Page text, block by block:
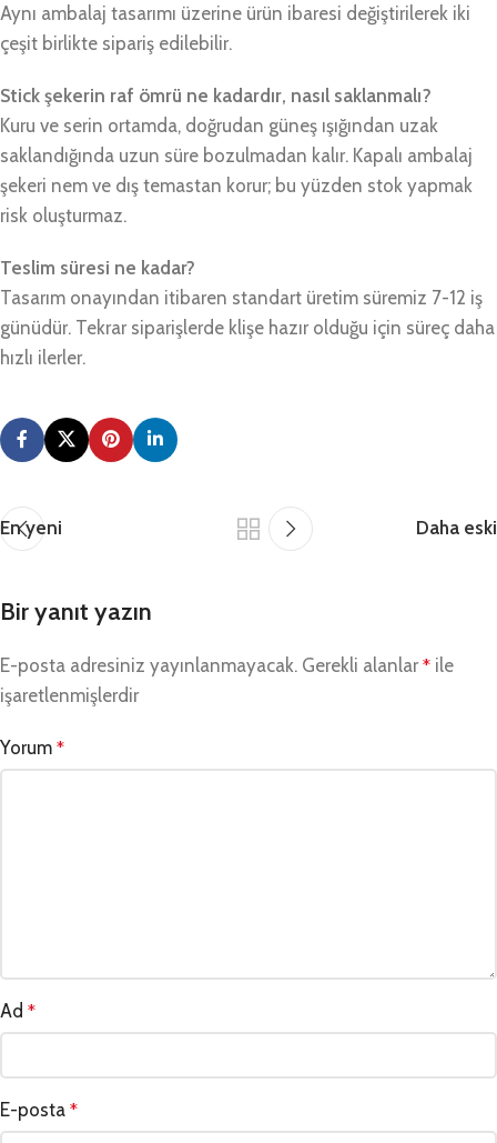
Aynı ambalaj tasarımı üzerine ürün ibaresi değiştirilerek iki
çeşit birlikte sipariş edilebilir.
Stick şekerin raf ömrü ne kadardır, nasıl saklanmalı?
Kuru ve serin ortamda, doğrudan güneş ışığından uzak
saklandığında uzun süre bozulmadan kalır. Kapalı ambalaj
şekeri nem ve dış temastan korur; bu yüzden stok yapmak
risk oluşturmaz.
Teslim süresi ne kadar?
Tasarım onayından itibaren standart üretim süremiz 7-12 iş
günüdür. Tekrar siparişlerde klişe hazır olduğu için süreç daha
hızlı ilerler.
En yeni Daha eski
Bir yanıt yazın
E-posta adresiniz yayınlanmayacak. Gerekli alanlar* ile
işaretlenmişlerdir
Yorum *
Ad *
E-posta *